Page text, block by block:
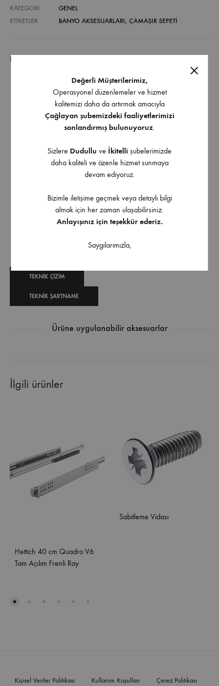
KATEGORI
GENEL
ETIKETLER
BANYO AKSESUARLARI, ÇAMAŞIR SEPETI
EK BILGI
Menteşeli düşer kapaklı dolaplarla kullanıma
uygundur.
Kapak bağlantı parçaları üzerine asılarak kullanılır.
Sepet istenildiğinde dolap dışına kolayca alınabilir.
Sepet arka yüksekliği, kapak açıldığında modül üst
paneline çarpmayacak şekilde tasarlanmıştır.
Sepet,kapak açıldığında dışarı çıkarak kullanım
7 farklı modül genişliğine uygun sepetler KROM renk
ve ANTRASİT kaplamalı olarak üretilmiştir
İndirilebilir İçerik
TEKNIK ÇIZIM
TEKNIK ŞARTNAME
Ürüne uygulanabilir aksesuarlar
İlgili ürünler
Hettich 40 cm Quadro V6
Tam Açılım Frenli Ray
Sabitleme Vidası
Kişisel Veriler Politikası Kullanım Koşulları Çerez Politikası
Değerli Müşterilerimiz,
Operasyonel düzenlemeler ve hizmet
kalitemizi daha da artırmak amacıyla
Çağlayan şubemizdeki faaliyetlerimizi
sonlandırmış bulunuyoruz.
Sizlere Dudullu ve İkitelli şubelerimizde
daha kaliteli ve özenle hizmet sunmaya
devam ediyoruz.
Bizimle iletişime geçmek veya detaylı bilgi
almak için her zaman ulaşabilirsiniz.
Anlayışınız için teşekkür ederiz.
Saygılarımızla,